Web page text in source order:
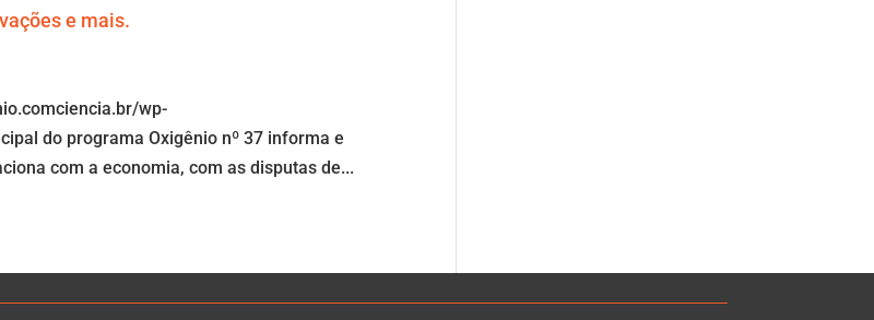
e mais.
wp-
do programa Oxigênio nº 37 informa e
com a economia, com as disputas de...